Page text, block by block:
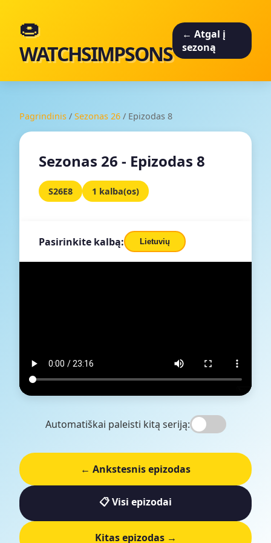
🍩
WATCHSIMPSONS
← Atgal į
sezoną
Pagrindinis / Sezonas 26 / Epizodas 8
Sezonas 26 - Epizodas 8
S26E8 1 kalba(os)
Pasirinkite kalbą: Lietuvių
Automatiškai paleisti kitą seriją:
← Ankstesnis epizodas
📋 Visi epizodai
Kitas epizodas →